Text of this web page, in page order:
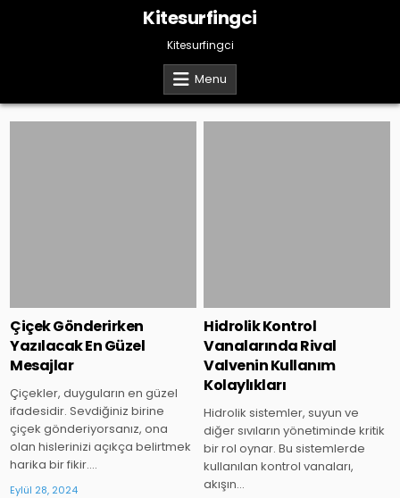
Kitesurfingci
Kitesurfingci
Menu
Çiçek Gönderirken
Yazılacak En Güzel
Mesajlar
Çiçekler, duyguların en güzel
ifadesidir. Sevdiğiniz birine
çiçek gönderiyorsanız, ona
olan hislerinizi açıkça belirtmek
harika bir fikir….
Eylül 28, 2024
Hidrolik Kontrol
Vanalarında Rival
Valvenin Kullanım
Kolaylıkları
Hidrolik sistemler, suyun ve
diğer sıvıların yönetiminde kritik
bir rol oynar. Bu sistemlerde
kullanılan kontrol vanaları,
akışın…